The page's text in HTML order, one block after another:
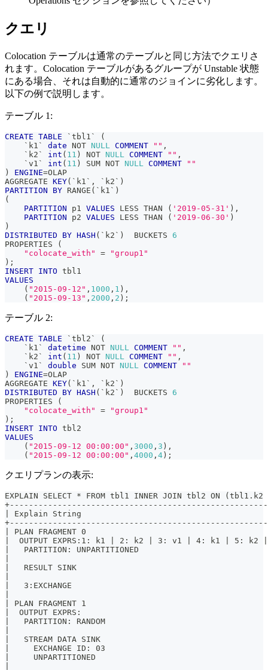
クエリ
Colocation テーブルは通常のテーブルと同じ方法でクエリさ
れます。Colocation テーブルがあるグループが Unstable 状態
にある場合、それは自動的に通常のジョインに劣化します。
以下の例で説明します。
テーブル 1:
CREATE TABLE ` tbl1 `
(
` k1 ` date NOT NULL COMMENT "" ,
` k2 ` int ( 11 ) NOT NULL COMMENT "" ,
` v1 ` int ( 11 ) SUM NOT NULL COMMENT
""
)
ENGINE=OLAP
AGGREGATE KEY( ` k1 ` , ` k2 ` )
PARTITION
BY RANGE ( ` k1 ` )
(
PARTITION p1 VALUES LESS THAN ( '2019-05-31' ) ,
PARTITION p2 VALUES LESS THAN ( '2019-06-30' )
)
DISTRIBUTED
BY HASH ( ` k2 ` )
  BUCKETS
6
PROPERTIES
(
"colocate_with"
=
"group1"
) ;
INSERT INTO tbl1
VALUES
( "2015-09-12" , 1000 , 1 ) ,
( "2015-09-13" , 2000 , 2 ) ;
テーブル 2:
CREATE TABLE ` tbl2 `
(
` k1 ` datetime NOT NULL COMMENT "" ,
` k2 ` int ( 11 ) NOT NULL COMMENT "" ,
` v1 ` double SUM NOT NULL COMMENT
""
)
ENGINE=OLAP
AGGREGATE KEY( ` k1 ` , ` k2 ` )
DISTRIBUTED
BY HASH ( ` k2 ` )
  BUCKETS
6
PROPERTIES
(
"colocate_with"
=
"group1"
) ;
INSERT INTO tbl2
VALUES
( "2015-09-12 00:00:00" , 3000 , 3 ) ,
( "2015-09-12 00:00:00" , 4000 , 4 ) ;
クエリプランの表示:
EXPLAIN SELECT * FROM tbl1 INNER JOIN tbl2 ON
| Explain String
| PLAN FRAGMENT 0
|  OUTPUT EXPRS:1: k1 | 2: k2 | 3: v1 | 4: k1 |
|   PARTITION: UNPARTITIONED
|   RESULT SINK
|   3:EXCHANGE
| PLAN FRAGMENT 1
|  OUTPUT EXPRS:
|   PARTITION: RANDOM
|   STREAM DATA SINK
|     EXCHANGE ID: 03
|     UNPARTITIONED